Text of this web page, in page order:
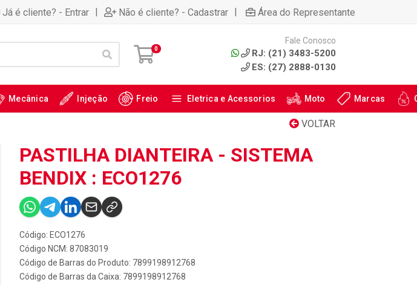
Já é cliente? - Entrar | Não é cliente? - Cadastrar | Área do Representante
0
Fale Conosco
RJ: (21) 3483-5200
ES: (27) 2888-0130
Mecânica Injeção Freio Eletrica e Acessorios Moto Marcas
VOLTAR
PASTILHA DIANTEIRA - SISTEMA
BENDIX : ECO1276
Código: ECO1276
Código NCM: 87083019
Código de Barras do Produto: 7899198912768
Código de Barras da Caixa: 7899198912768